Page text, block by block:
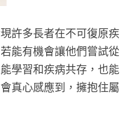
許多長者在不可復原疾
能有機會讓他們嘗試從
學習和疾病共存，也能
真心感應到，擁抱住屬